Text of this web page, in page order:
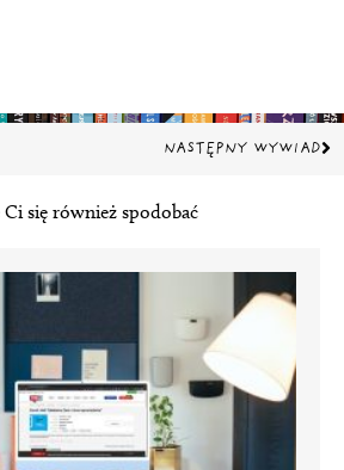
NASTĘPNY WYWIAD
się również spodobać